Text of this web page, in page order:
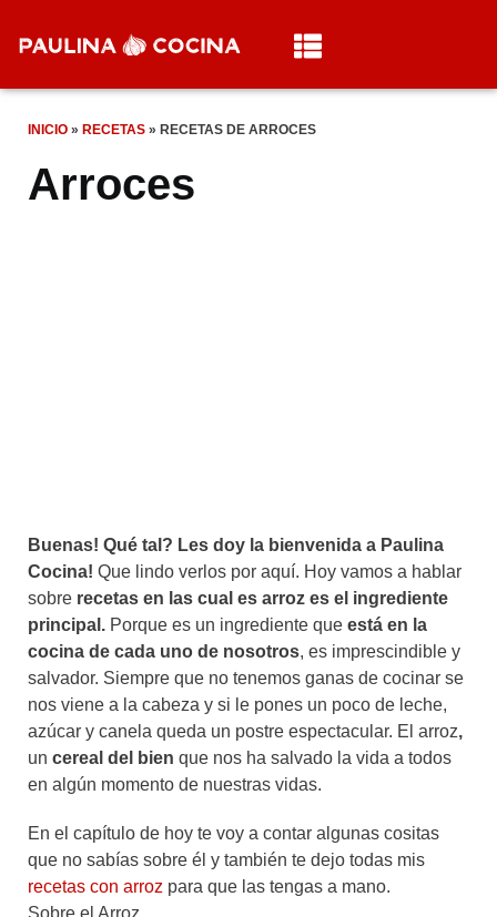
INICIO » RECETAS » RECETAS DE ARROCES
Arroces
Buenas! Qué tal? Les doy la bienvenida a Paulina
Cocina! Que lindo verlos por aquí. Hoy vamos a hablar
sobre recetas en las cual es arroz es el ingrediente
principal. Porque es un ingrediente que está en la
cocina de cada uno de nosotros, es imprescindible y
salvador. Siempre que no tenemos ganas de cocinar se
nos viene a la cabeza y si le pones un poco de leche,
azúcar y canela queda un postre espectacular. El arroz,
un cereal del bien que nos ha salvado la vida a todos
en algún momento de nuestras vidas.
En el capítulo de hoy te voy a contar algunas cositas
que no sabías sobre él y también te dejo todas mis
recetas con arroz para que las tengas a mano.
Sobre el Arroz